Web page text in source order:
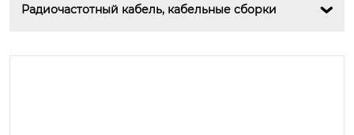
Радиочастотный кабель, кабельные сборки 